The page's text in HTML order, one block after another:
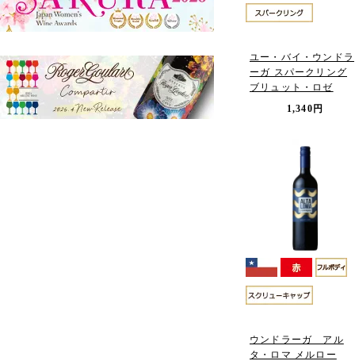
ユー・バイ・ウンドラ
ーガ スパークリング
ブリュット・ロゼ
1,340円
ウンドラーガ アル
タ・ロマ メルロー